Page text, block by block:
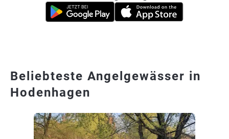
Beliebteste Angelgewässer in
Hodenhagen